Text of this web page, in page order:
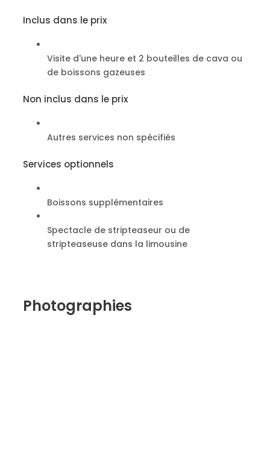
Inclus dans le prix
Visite d'une heure et 2 bouteilles de cava ou
de boissons gazeuses
Non inclus dans le prix
Autres services non spécifiés
Services optionnels
Boissons supplémentaires
Spectacle de stripteaseur ou de
stripteaseuse dans la limousine
Photographies